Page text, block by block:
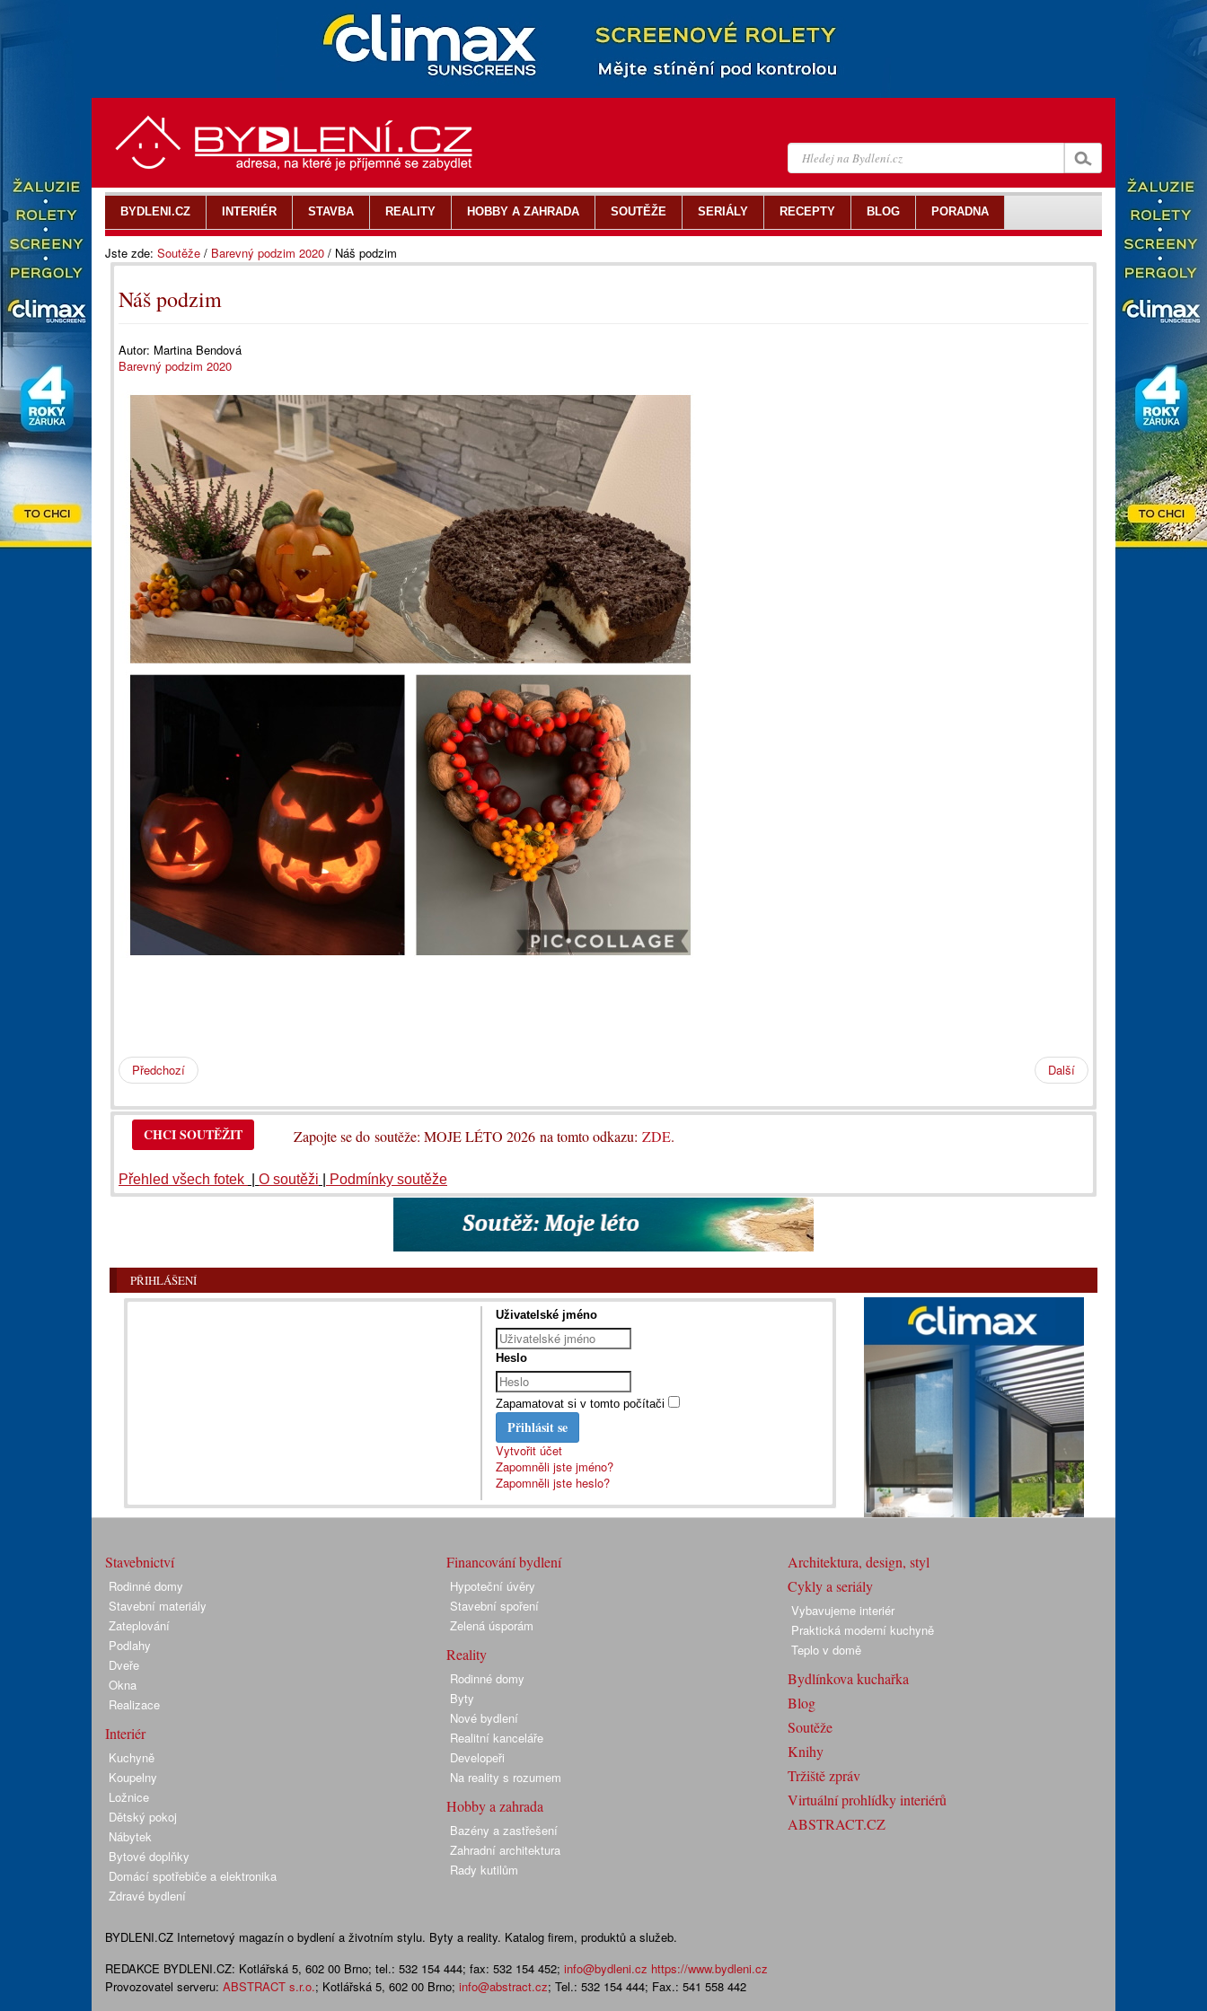
Jste zde: Soutěže / Barevný podzim 2020 / Náš podzim
Náš podzim
Autor: Martina Bendová
Barevný podzim 2020
Předchozí Další
CHCI SOUTĚŽIT Zapojte se do soutěže: MOJE LÉTO 2026 na tomto odkazu: ZDE.
Přehled všech fotek O soutěži Podmínky soutěže
PŘIHLÁŠENÍ
Uživatelské jméno
Heslo
Zapamatovat si v tomto počítači
Přihlásit se
Vytvořit účet
Zapomněli jste jméno?
Zapomněli jste heslo?
BYDLENI.CZ INTERIÉR STAVBA REALITY HOBBY A ZAHRADA SOUTĚŽE SERIÁLY RECEPTY BLOG PORADNA
Stavebnictví
Rodinné domy
Stavební materiály
Zateplování
Podlahy
Dveře
Okna
Realizace
Interiér
Kuchyně
Koupelny
Ložnice
Dětský pokoj
Nábytek
Bytové doplňky
Domácí spotřebiče a elektronika
Zdravé bydlení
Financování bydlení
Hypoteční úvěry
Stavební spoření
Zelená úsporám
Reality
Rodinné domy
Byty
Nové bydlení
Realitní kanceláře
Developeři
Na reality s rozumem
Hobby a zahrada
Bazény a zastřešení
Zahradní architektura
Rady kutilům
Architektura, design, styl
Cykly a seriály
Vybavujeme interiér
Praktická moderní kuchyně
Teplo v domě
Bydlínkova kuchařka
Blog
Soutěže
Knihy
Tržiště zpráv
Virtuální prohlídky interiérů
ABSTRACT.CZ
BYDLENI.CZ Internetový magazín o bydlení a životním stylu. Byty a reality. Katalog firem, produktů a služeb.
REDAKCE BYDLENI.CZ: Kotlářská 5, 602 00 Brno; tel.: 532 154 444; fax: 532 154 452; info@bydleni.cz https://www.bydleni.cz
Provozovatel serveru: ABSTRACT s.r.o.; Kotlářská 5, 602 00 Brno; info@abstract.cz; Tel.: 532 154 444; Fax.: 541 558 442